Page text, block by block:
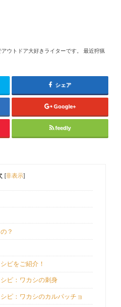
ウトドア大好きライターです。 最近狩猟
シェア
Google+
feedly
[非表示]
？
ピをご紹介！
ピ：ワカシの刺身
ピ：ワカシのカルパッチョ